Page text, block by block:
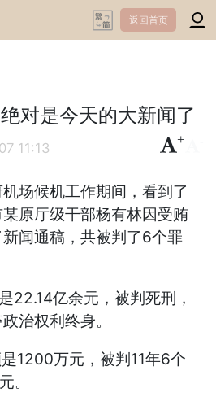
返回首页
对是今天的大新闻了
11:13
+
场候机工作期间，看到了
原厅级干部杨有林因受贿
闻通稿，共被判了6个罪
22.14亿余元，被判死刑，
治权利终身。
1200万元，被判11年6个
。